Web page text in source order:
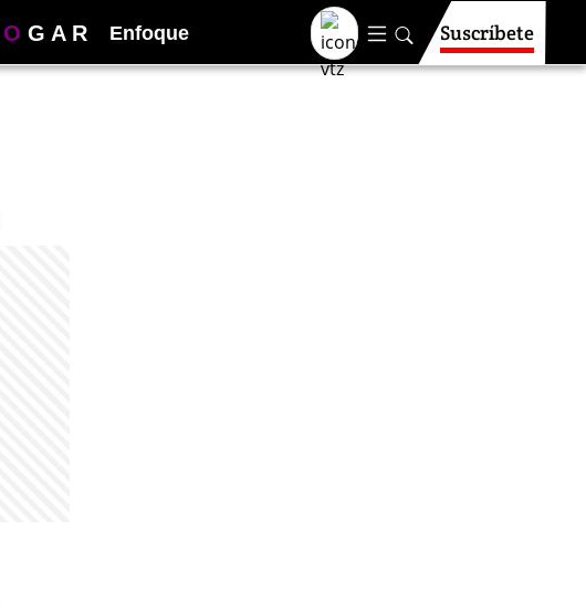
O G A R Enfoque Suscríbete